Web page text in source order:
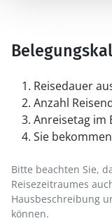
Reisedauer
Anzahl
Anreisetag im
Sie
Bitte beachten Sie,
Reisezeitraumes
Hausbeschreibung
können.